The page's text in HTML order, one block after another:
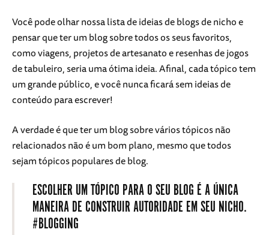
Você pode olhar nossa lista de ideias de blogs de nicho e
pensar que ter um blog sobre todos os seus favoritos,
como viagens, projetos de artesanato e resenhas de jogos
de tabuleiro, seria uma ótima ideia. Afinal, cada tópico tem
um grande público, e você nunca ficará sem ideias de
conteúdo para escrever!
A verdade é que ter um blog sobre vários tópicos não
relacionados não é um bom plano, mesmo que todos
sejam tópicos populares de blog.
ESCOLHER UM TÓPICO PARA O SEU BLOG É A ÚNICA
MANEIRA DE CONSTRUIR AUTORIDADE EM SEU NICHO.
#BLOGGING